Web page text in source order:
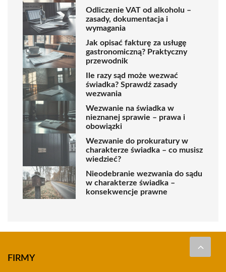
Odliczenie VAT od alkoholu –
zasady, dokumentacja i
wymagania
Jak opisać fakturę za usługę
gastronomiczną? Praktyczny
przewodnik
Ile razy sąd może wezwać
świadka? Sprawdź zasady
wezwania
Wezwanie na świadka w
nieznanej sprawie – prawa i
obowiązki
Wezwanie do prokuratury w
charakterze świadka – co musisz
wiedzieć?
Nieodebranie wezwania do sądu
w charakterze świadka –
konsekwencje prawne
FIRMY